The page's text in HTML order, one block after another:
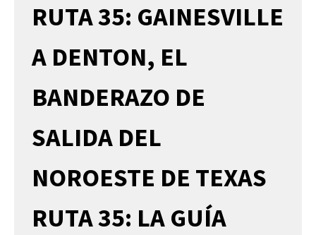
RUTA 35: GAINESVILLE
A DENTON, EL
BANDERAZO DE
SALIDA DEL
NOROESTE DE TEXAS
RUTA 35: LA GUÍA